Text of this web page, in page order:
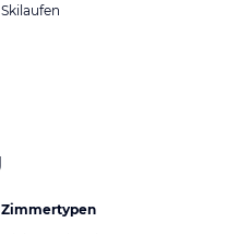
Skilaufen
Zimmertypen